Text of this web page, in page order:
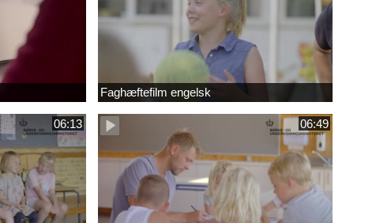
Faghæftefilm engelsk
06:13 06:49